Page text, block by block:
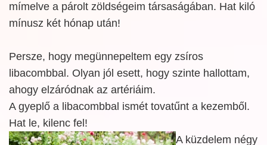
mímelve a párolt zöldségeim társaságában. Hat kiló
mínusz két hónap után!
Persze, hogy megünnepeltem egy zsíros
libacombbal. Olyan jól esett, hogy szinte hallottam,
ahogy elzáródnak az artériáim.
A gyeplő a libacombbal ismét tovatűnt a kezemből.
Hat le, kilenc fel!
A küzdelem négy